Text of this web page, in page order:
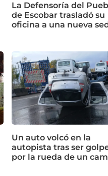
La Defensoría del
de Escobar trasladó su
oficina a una nueva
Un auto volcó en la
autopista tras ser
por la rueda de un